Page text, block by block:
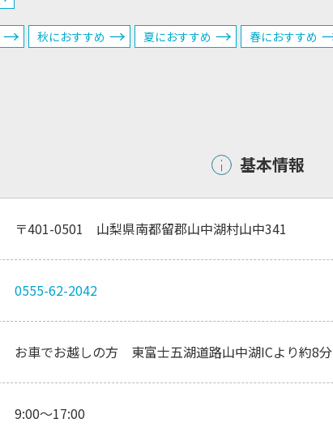
秋におすすめ 夏におすすめ
春におすすめ
基本情報
〒401-0501 山梨県南都留郡山中湖村山中341
0555-62-2042
お車でお越しの方 東富士五湖道路山中湖ICより約8分
9:00～17:00